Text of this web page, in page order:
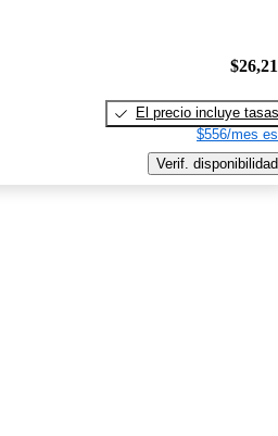
El precio incluye tasas
$556/mes
Verif. disponibilidad